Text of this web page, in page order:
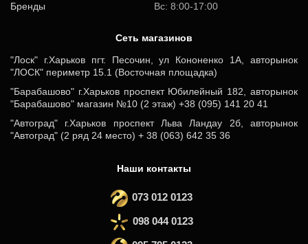
Бренды
Вс: 8:00-17:00
Cеть магазинов
"Лоск" г.Харьков пгт. Песочин, ул Кононенко 1А, авторынок
"ЛОСК" периметр 15.1 (Восточная площадка)
"Барабашово" г.Харьков проспект Юбилейный 182, авторынок
"Барабашово" магазин №10 (2 этаж) +38 (095) 141 20 41
"Автоград" г.Харьков проспект Льва Ландау 2б, авторынок
"Автоград" (2 ряд 24 место) + 38 (063) 642 35 36
Наши контакты
073 012 0123
098 044 0123